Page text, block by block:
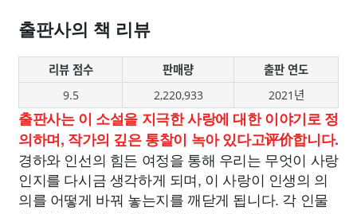
출판사의 책 리뷰
리뷰 점수 판매량
출판 연도
9.5
2,220,933 2021년
출판사는 이 소설을 지극한 사랑에 대한 이야기로 정
의하며, 작가의 깊은 통찰이 녹아 있다고评价합니다.
경하와 인선의 힘든 여정을 통해 우리는 무엇이 사랑
인지를 다시금 생각하게 되며, 이 사랑이 인생의 의
의를 어떻게 바꿔 놓는지를 깨닫게 됩니다. 각 인물